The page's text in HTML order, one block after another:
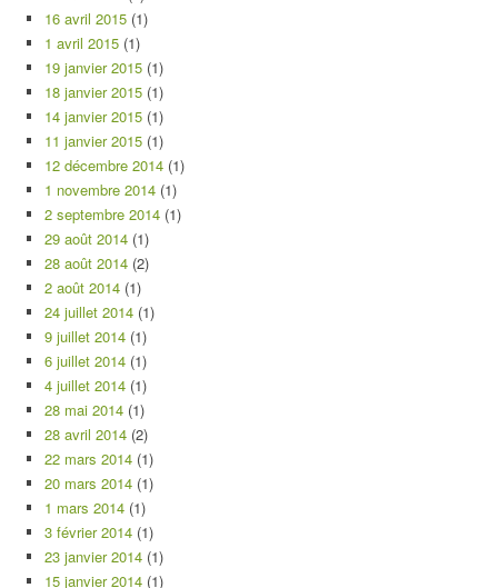
16 avril 2015 (1)
1 avril 2015 (1)
19 janvier 2015 (1)
18 janvier 2015 (1)
14 janvier 2015 (1)
11 janvier 2015 (1)
12 décembre 2014 (1)
1 novembre 2014 (1)
2 septembre 2014 (1)
29 août 2014 (1)
28 août 2014 (2)
2 août 2014 (1)
24 juillet 2014 (1)
9 juillet 2014 (1)
6 juillet 2014 (1)
4 juillet 2014 (1)
28 mai 2014 (1)
28 avril 2014 (2)
22 mars 2014 (1)
20 mars 2014 (1)
1 mars 2014 (1)
3 février 2014 (1)
23 janvier 2014 (1)
15 janvier 2014 (1)